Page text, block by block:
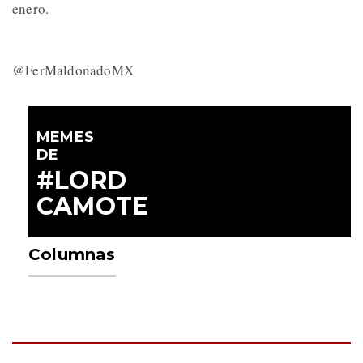
enero.
@FerMaldonadoMX
MEMES
DE
#LORD
CAMOTE
Columnas